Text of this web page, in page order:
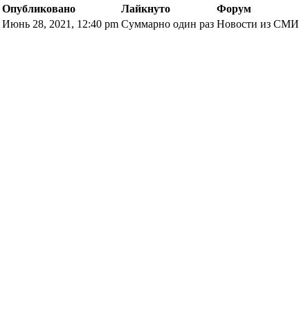
Опубликовано Лайкнуто
Форум
Июнь 28, 2021, 12:40 pm Суммарно один раз Новости из СМИ